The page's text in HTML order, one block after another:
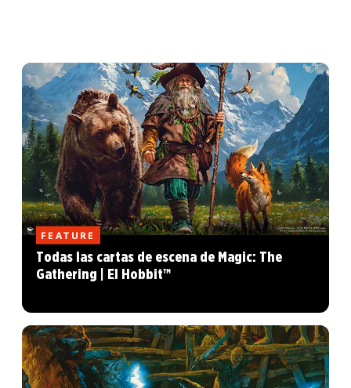
FEATURE
Todas las cartas de escena de Magic: The
Gathering | El Hobbit™